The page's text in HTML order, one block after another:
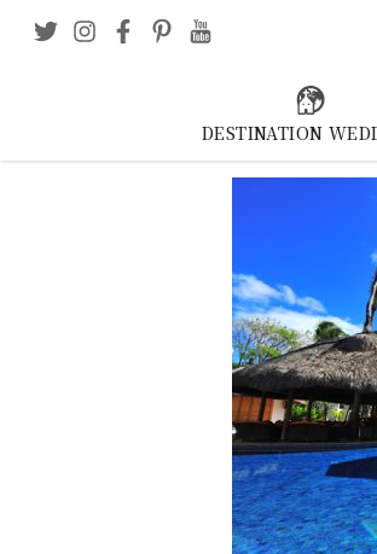
DESTINATION